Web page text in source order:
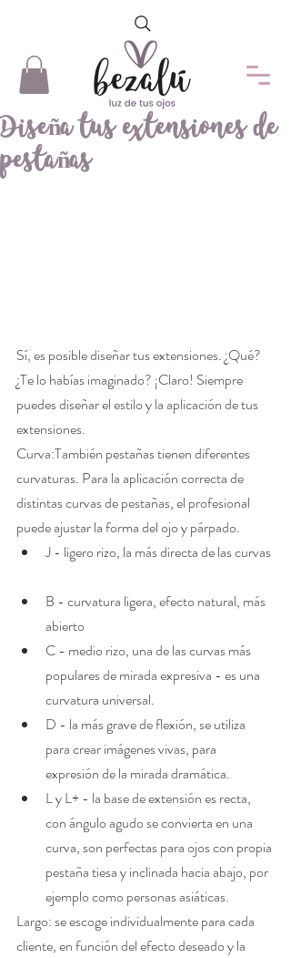
Diseña tus extensiones de
pestañas
Sí, es posible diseñar tus extensiones. ¿Qué?
¿Te lo habías imaginado? ¡Claro! Siempre
puedes diseñar el estilo y la aplicación de tus
extensiones.
Curva:También pestañas tienen diferentes
curvaturas. Para la aplicación correcta de
distintas curvas de pestañas, el profesional
puede ajustar la forma del ojo y párpado.
J - ligero rizo, la más directa de las curvas
B - curvatura ligera, efecto natural, más
abierto
C - medio rizo, una de las curvas más
populares de mirada expresiva - es una
curvatura universal.
D - la más grave de flexión, se utiliza
para crear imágenes vivas, para
expresión de la mirada dramática.
L y L+ - la base de extensión es recta,
con ángulo agudo se convierta en una
curva, son perfectas para ojos con propia
pestaña tiesa y inclinada hacia abajo, por
ejemplo como personas asiáticas.
Largo: se escoge individualmente para cada
cliente, en función del efecto deseado y la